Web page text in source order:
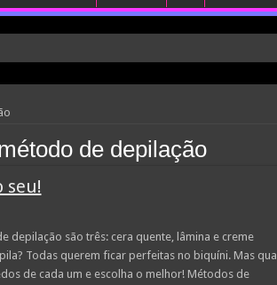
de depilação
seu!
depilação são três: cera quente, lâmina e creme
Todas querem ficar perfeitas no biquíni. Mas qual
de cada um e escolha o melhor! Métodos de